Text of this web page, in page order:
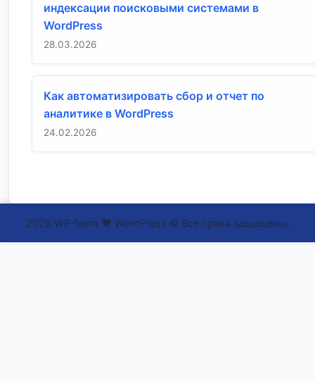
индексации поисковыми системами в
WordPress
28.03.2026
Как автоматизировать сбор и отчет по
аналитике в WordPress
24.02.2026
2026 WP-team ❤ WordPress © Все права защищены.